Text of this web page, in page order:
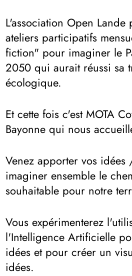
L'association Open Lande
ateliers participatifs
fiction" pour imaginer le
2050 qui aurait réussi sa
écologique.
Et cette fois c'est MOTA
Bayonne qui nous
Venez apporter vos
imaginer ensemble le
souhaitable pour notre
Vous expérimenterez
l'Intelligence Artificielle
idées et pour créer un
idées.